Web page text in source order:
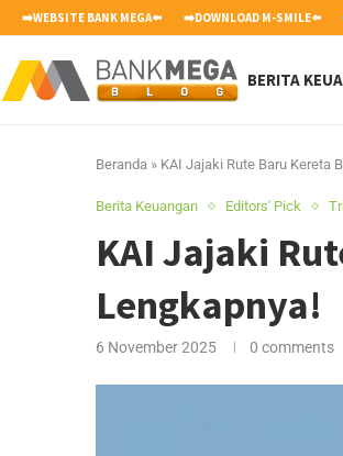
➡️WEBSITE BANK MEGA⬅️ ➡️DOWNLOAD M-SMILE⬅️
BERITA
Beranda » KAI Jajaki Rute Baru Kereta
Berita Keuangan Editors' Pick
KAI Jajaki
Lengkapnya!
6 November 2025 0 comments